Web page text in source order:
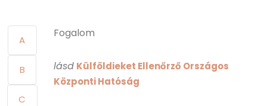
A
B
C
Fogalom
lásd Külföldieket Ellenőrző Országos
Központi Hatóság